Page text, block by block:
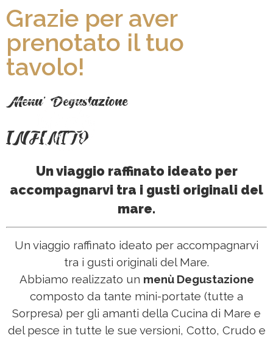
Grazie per aver
prenotato il tuo
tavolo!
Menu' Degustazione
INFINITO
Un viaggio raffinato ideato per
accompagnarvi tra i gusti originali del
mare.
Un viaggio raffinato ideato per accompagnarvi
tra i gusti originali del Mare.
Abbiamo realizzato un menù Degustazione
composto da tante mini-portate (tutte a
Sorpresa) per gli amanti della Cucina di Mare e
del pesce in tutte le sue versioni, Cotto, Crudo e